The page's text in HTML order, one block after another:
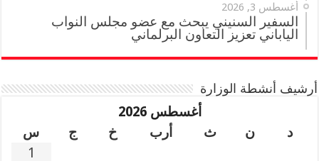
أغسطس 3, 2026
السفير السنيني يبحث مع عضو مجلس النواب
الياباني تعزيز التعاون البرلماني
أرشيف أنشطة الوزارة
أغسطس 2026
د
ن ث أرب خ ج
س
1